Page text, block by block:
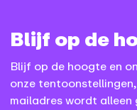
Blijf op de
Blijf op de hoogte en
onze
mailadres wordt